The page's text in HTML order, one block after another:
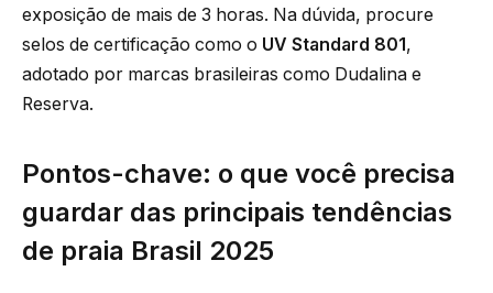
exposição de mais de 3 horas. Na dúvida, procure
selos de certificação como o UV Standard 801,
adotado por marcas brasileiras como Dudalina e
Reserva.
Pontos-chave: o que você precisa
guardar das principais tendências
de praia Brasil 2025